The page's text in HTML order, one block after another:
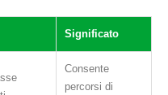
Significato
Consente
percorsi di